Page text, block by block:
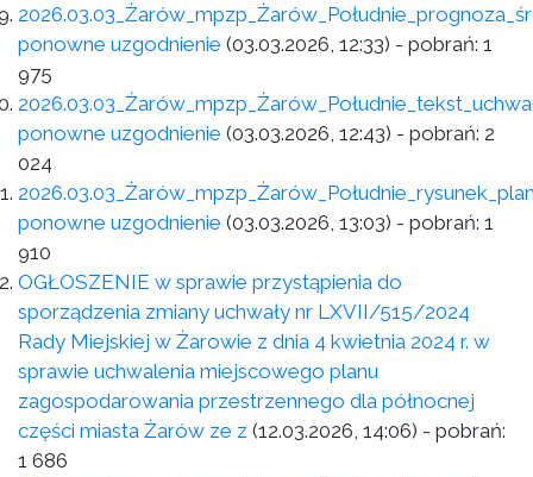
ponowne uzgodnienie (03.03.2026, 12:33) - pobrań: 1
975
ponowne uzgodnienie (03.03.2026, 12:43) - pobrań: 2
024
ponowne uzgodnienie (03.03.2026, 13:03) - pobrań: 1
910
OGŁOSZENIE w sprawie przystąpienia do
sporządzenia zmiany uchwały nr LXVII/515/2024
Rady Miejskiej w Żarowie z dnia 4 kwietnia 2024 r. w
sprawie uchwalenia miejscowego planu
zagospodarowania przestrzennego dla północnej
części miasta Żarów ze z (12.03.2026, 14:06) - pobrań:
1 686